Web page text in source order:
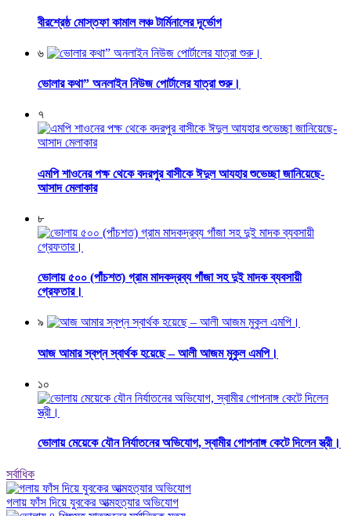
বীরশ্রেষ্ঠ মোস্তফা কামাল লঞ্চ টার্মিনালের দূর্ভোগ
৬
ভোলার কথা” অনলাইন নিউজ পোর্টালের যাত্রা শুরু।
৭
এমপি শাওনের পক্ষ থেকে বদরপুর বাসীকে ঈদুল আযহার শুভেচ্ছা জানিয়েছে-
আসাদ মেলাকার
৮
ভোলায় ৫০০ (পাঁচশত) গ্রাম মাদকদ্রব্য গাঁজা সহ দুই মাদক ব্যবসায়ী
গ্রেফতার।
৯
আজ আমার স্বপ্ন স্বার্থক হয়েছে – আলী আজম মুকুল এমপি।
১০
ভোলায় মেয়েকে যৌন নির্যাতনের অভিযোগ, স্বামীর গোপনাঙ্গ কেটে দিলেন স্ত্রী।
সর্বাধিক
গলায় ফাঁস দিয়ে যুবকের আত্মহত্যার অভিযোগ